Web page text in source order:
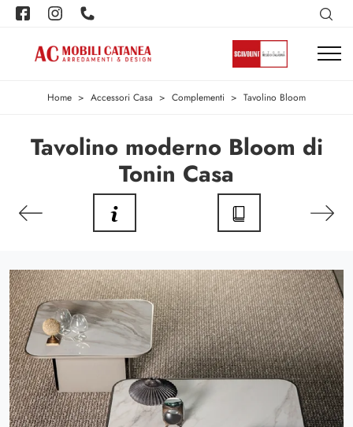
Home > Accessori Casa > Complementi > Tavolino Bloom
Tavolino moderno Bloom di
Tonin Casa